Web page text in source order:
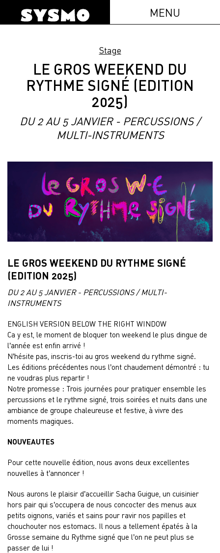
MENU
Stage
LE GROS WEEKEND DU
RYTHME SIGNÉ (EDITION
2025)
DU 2 AU 5 JANVIER - PERCUSSIONS /
MULTI-INSTRUMENTS
LE GROS WEEKEND DU RYTHME SIGNÉ
(EDITION 2025)
DU 2 AU 5 JANVIER - PERCUSSIONS / MULTI-
INSTRUMENTS
ENGLISH VERSION BELOW THE RIGHT WINDOW
Ca y est, le moment de bloquer ton weekend le plus dingue de
l’année est enfin arrivé !
N’hésite pas, inscris-toi au gros weekend du rythme signé.
Les éditions précédentes nous l’ont chaudement démontré : tu
ne voudras plus repartir !
Notre promesse : Trois journées pour pratiquer ensemble les
percussions et le rythme signé, trois soirées et nuits dans une
ambiance de groupe chaleureuse et festive, à vivre des
moments magiques.
NOUVEAUTES
Pour cette nouvelle édition, nous avons deux excellentes
nouvelles à t’annoncer !
Nous aurons le plaisir d’accueillir Sacha Guigue, un cuisinier
hors pair qui s’occupera de nous concocter des menus aux
petits oignons, variés et sains pour ravir nos papilles et
chouchouter nos estomacs. Il nous a tellement épatés à la
Grosse semaine du Rythme signé que l’on ne peut plus se
passer de lui !